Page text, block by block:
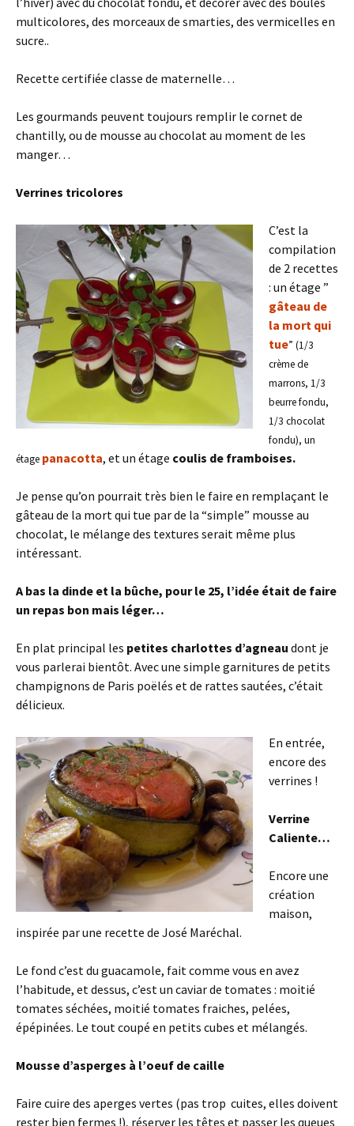
multicolores, des morceaux de smarties, des vermicelles en
sucre..
Recette certifiée classe de maternelle…
Les gourmands peuvent toujours remplir le cornet de
chantilly, ou de mousse au chocolat au moment de les
manger…
Verrines tricolores
C’est la
compilation
de 2 recettes
: un étage ”
gâteau de
la mort qui
tue” (1/3
crème de
marrons, 1/3
beurre fondu,
1/3 chocolat
fondu), un
étage panacotta, et un étage coulis de framboises.
Je pense qu’on pourrait très bien le faire en remplaçant le
gâteau de la mort qui tue par de la “simple” mousse au
chocolat, le mélange des textures serait même plus
intéressant.
A bas la dinde et la bûche, pour le 25, l’idée était de faire
un repas bon mais léger…
En plat principal les petites charlottes d’agneau dont je
vous parlerai bientôt. Avec une simple garnitures de petits
champignons de Paris poëlés et de rattes sautées, c’était
délicieux.
En entrée,
encore des
verrines !
Verrine
Caliente…
Encore une
création
maison,
inspirée par une recette de José Maréchal.
Le fond c’est du guacamole, fait comme vous en avez
l’habitude, et dessus, c’est un caviar de tomates : moitié
tomates séchées, moitié tomates fraiches, pelées,
épépinées. Le tout coupé en petits cubes et mélangés.
Mousse d’asperges à l’oeuf de caille
Faire cuire des aperges vertes (pas trop cuites, elles doivent
rester bien fermes !), réserver les têtes et passer les queues